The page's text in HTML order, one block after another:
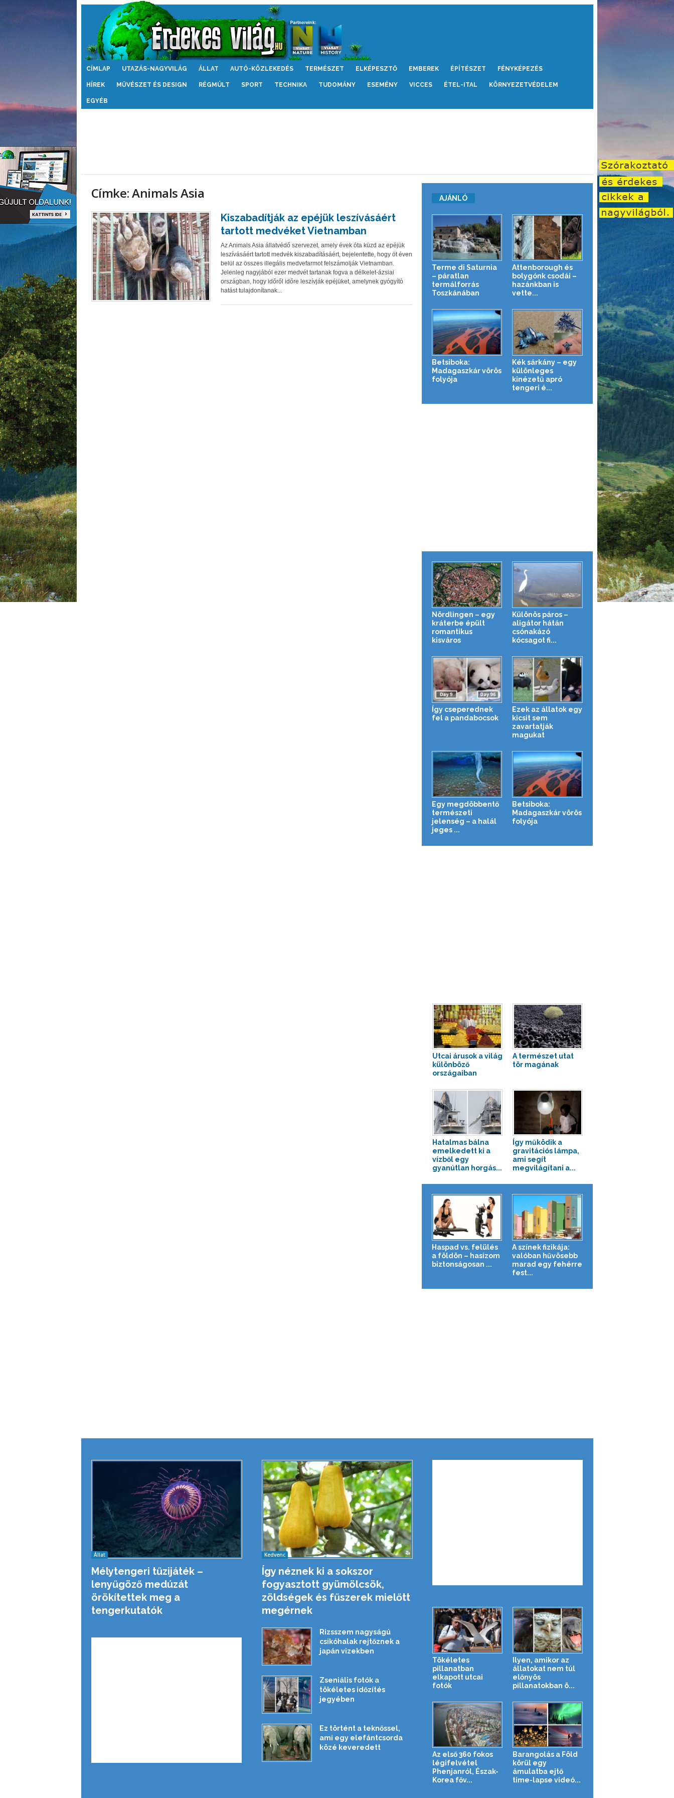
Érdekes
CÍMLAP UTAZÁS-NAGYVILÁG ÁLLAT AUTÓ-KÖZLEKEDÉS TERMÉSZET ELKÉPESZTŐ EMBEREK ÉPÍTÉSZET FÉNYKÉPEZÉS
HÍREK MŰVÉSZET ÉS DESIGN RÉGMÚLT SPORT TECHNIKA TUDOMÁNY ESEMÉNY VICCES ÉTEL-ITAL KÖRNYEZETVÉDELEM
EGYÉB
Címke: Animals Asia
Kiszabadítják az epéjük leszívásáért
tartott medvéket Vietnamban
Az Animals Asia állatvédő szervezet, amely évek óta küzd az epéjük
leszívásáért tartott medvék kiszabadításáért, bejelentette, hogy öt éven
belül az összes illegális medvefarmot felszámolják Vietnamban.
Jelenleg nagyjából ezer medvét tartanak fogva a délkelet-ázsiai
országban, hogy időről időre leszívják epéjüket, amelynek gyógyító
hatást tulajdonítanak...
AJÁNLÓ
Terme di Saturnia
– páratlan
termálforrás
Toszkánában
Attenborough és
bolygónk csodái –
hazánkban is
vette...
Betsiboka:
Madagaszkár vörös
folyója
Kék sárkány – egy
különleges
kinézetű apró
tengeri é...
Nördlingen – egy
kráterbe épült
romantikus
kisváros
Különös páros –
aligátor hátán
csónakázó
kócsagot fi...
Így cseperednek
fel a pandabocsok
Ezek az állatok egy
kicsit sem
zavartatják
magukat
Egy megdöbbentő
természeti
jelenség – a halál
jeges ...
Betsiboka:
Madagaszkár vörös
folyója
Utcai árusok a világ
különböző
országaiban
A természet utat
tör magának
Hatalmas bálna
emelkedett ki a
vízből egy
gyanútlan horgás...
Így működik a
gravitációs lámpa,
ami segít
megvilágítani a...
Haspad vs. felülés
a földön – hasizom
biztonságosan ...
A színek fizikája:
valóban hűvösebb
marad egy fehérre
fest...
Állat
Mélytengeri tűzijáték –
lenyűgöző medúzát
örökítettek meg a
tengerkutatók
Kedvenc
Így néznek ki a sokszor
fogyasztott gyümölcsök,
zöldségek és fűszerek mielőtt
megérnek
Rizsszem nagyságú
csikóhalak rejtőznek a
japán vizekben
Zseniális fotók a
tökéletes időzítés
jegyében
Ez történt a teknőssel,
ami egy elefántcsorda
közé keveredett
Tökéletes
pillanatban
elkapott utcai
fotók
Ilyen, amikor az
állatokat nem túl
előnyös
pillanatokban ö...
Az első 360 fokos
légifelvétel
Phenjanról, Észak-
Korea főv...
Barangolás a Föld
körül egy
ámulatba ejtő
time-lapse videó...